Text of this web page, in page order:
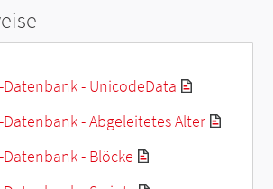
- UnicodeData
- Abgeleitetes Alter
- Blöcke